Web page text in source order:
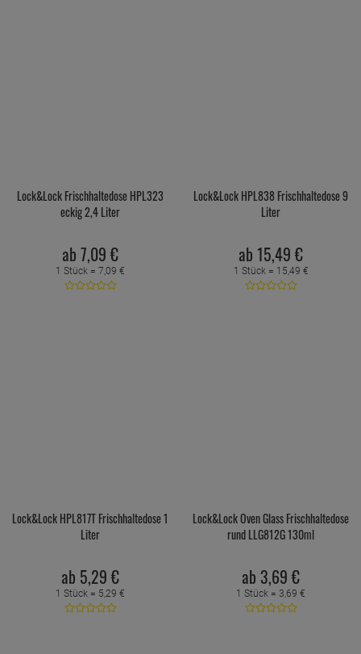
Lock&Lock Frischhaltedose HPL323
eckig 2,4 Liter
ab 7,09 €
1 Stück = 7,09 €
Lock&Lock HPL838 Frischhaltedose 9
Liter
ab 15,49 €
1 Stück = 15,49 €
Lock&Lock HPL817T Frischhaltedose 1
Liter
ab 5,29 €
1 Stück = 5,29 €
Lock&Lock Oven Glass Frischhaltedose
rund LLG812G 130ml
ab 3,69 €
1 Stück = 3,69 €